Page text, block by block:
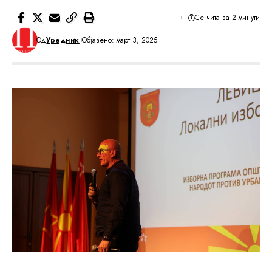
ОдУредник Објавено: март 3, 2025
Се чита за 2 минути